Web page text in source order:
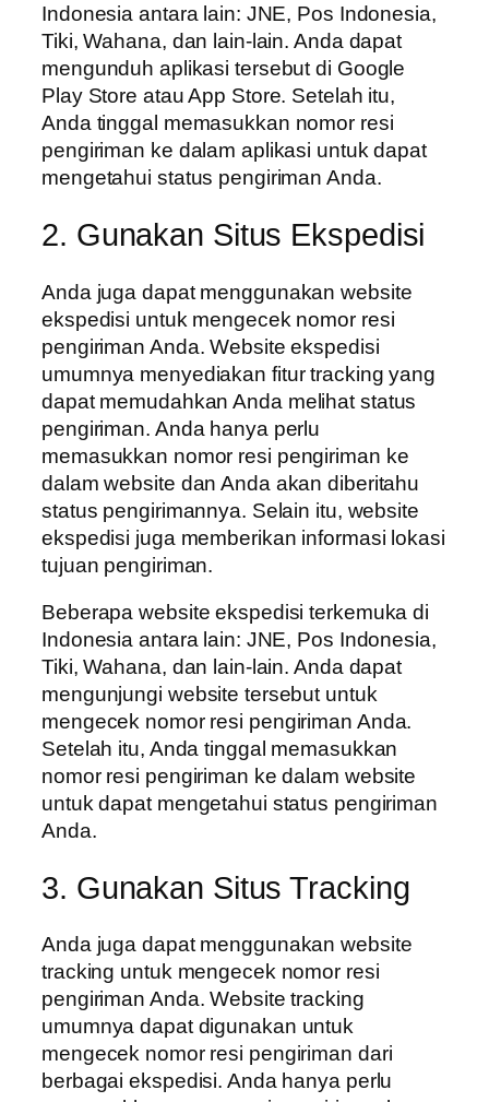
Indonesia antara lain: JNE, Pos Indonesia,
Tiki, Wahana, dan lain-lain. Anda dapat
mengunduh aplikasi tersebut di Google
Play Store atau App Store. Setelah itu,
Anda tinggal memasukkan nomor resi
pengiriman ke dalam aplikasi untuk dapat
mengetahui status pengiriman Anda.
2. Gunakan Situs Ekspedisi
Anda juga dapat menggunakan website
ekspedisi untuk mengecek nomor resi
pengiriman Anda. Website ekspedisi
umumnya menyediakan fitur tracking yang
dapat memudahkan Anda melihat status
pengiriman. Anda hanya perlu
memasukkan nomor resi pengiriman ke
dalam website dan Anda akan diberitahu
status pengirimannya. Selain itu, website
ekspedisi juga memberikan informasi lokasi
tujuan pengiriman.
Beberapa website ekspedisi terkemuka di
Indonesia antara lain: JNE, Pos Indonesia,
Tiki, Wahana, dan lain-lain. Anda dapat
mengunjungi website tersebut untuk
mengecek nomor resi pengiriman Anda.
Setelah itu, Anda tinggal memasukkan
nomor resi pengiriman ke dalam website
untuk dapat mengetahui status pengiriman
Anda.
3. Gunakan Situs Tracking
Anda juga dapat menggunakan website
tracking untuk mengecek nomor resi
pengiriman Anda. Website tracking
umumnya dapat digunakan untuk
mengecek nomor resi pengiriman dari
berbagai ekspedisi. Anda hanya perlu